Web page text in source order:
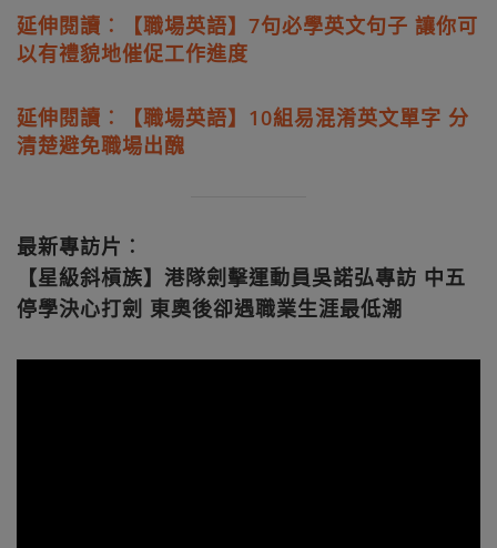
延伸閱讀︰【職場英語】7句必學英文句子 讓你可
以有禮貌地催促工作進度
延伸閱讀︰【職場英語】10組易混淆英文單字 分
清楚避免職場出醜
最新專訪片︰
【星級斜槓族】港隊劍擊運動員吳諾弘專訪 中五
停學決心打劍 東奧後卻遇職業生涯最低潮